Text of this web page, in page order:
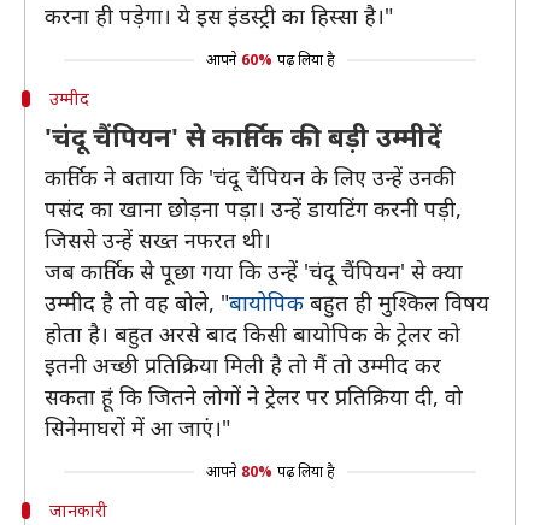
करना ही पड़ेगा। ये इस इंडस्ट्री का हिस्सा है।"
आपने 60% पढ़ लिया है
उम्मीद
'चंदू चैंपियन' से कार्तिक की बड़ी उम्मीदें
कार्तिक ने बताया कि 'चंदू चैंपियन के लिए उन्हें उनकी
पसंद का खाना छोड़ना पड़ा। उन्हें डायटिंग करनी पड़ी,
जिससे उन्हें सख्त नफरत थी।
जब कार्तिक से पूछा गया कि उन्हें 'चंदू चैंपियन' से क्या
उम्मीद है तो वह बोले, "बायोपिक बहुत ही मुश्किल विषय
होता है। बहुत अरसे बाद किसी बायोपिक के ट्रेलर को
इतनी अच्छी प्रतिक्रिया मिली है तो मैं तो उम्मीद कर
सकता हूं कि जितने लोगों ने ट्रेलर पर प्रतिक्रिया दी, वो
सिनेमाघरों में आ जाएं।"
आपने 80% पढ़ लिया है
जानकारी